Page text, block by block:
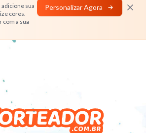
sua
cores.
com a sua
Personalizar Agora